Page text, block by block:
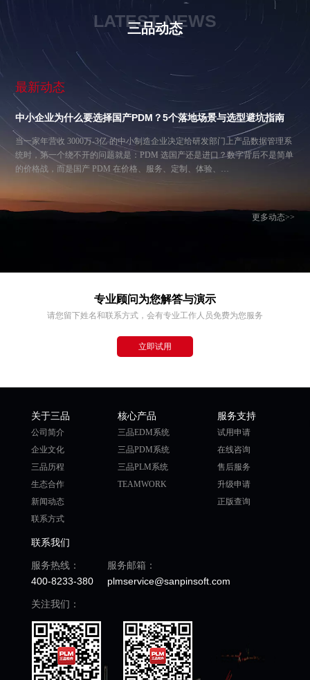
LATEST NEWS
三品动态
最新动态
中小企业为什么要选择国产PDM？5个落地场景与选型避坑指南
当一家年营收 3000万-3亿 的中小制造企业决定给研发部门上产品数据管理系
统时，第一个绕不开的问题就是：PDM 选国产还是进口？数字背后不是简单
的价格战，而是国产 PDM 在价格、服务、定制、体验、…
更多动态>>
专业顾问为您解答与演示
请您留下姓名和联系方式，会有专业工作人员免费为您服务
立即试用
关于三品
公司简介
企业文化
三品历程
生态合作
新闻动态
联系方式
核心产品
三品EDM系统
三品PDM系统
三品PLM系统
TEAMWORK
服务支持
试用申请
在线咨询
售后服务
升级申请
正版查询
联系我们
服务热线：
400-8233-380
服务邮箱：
plmservice@sanpinsoft.com
关注我们：